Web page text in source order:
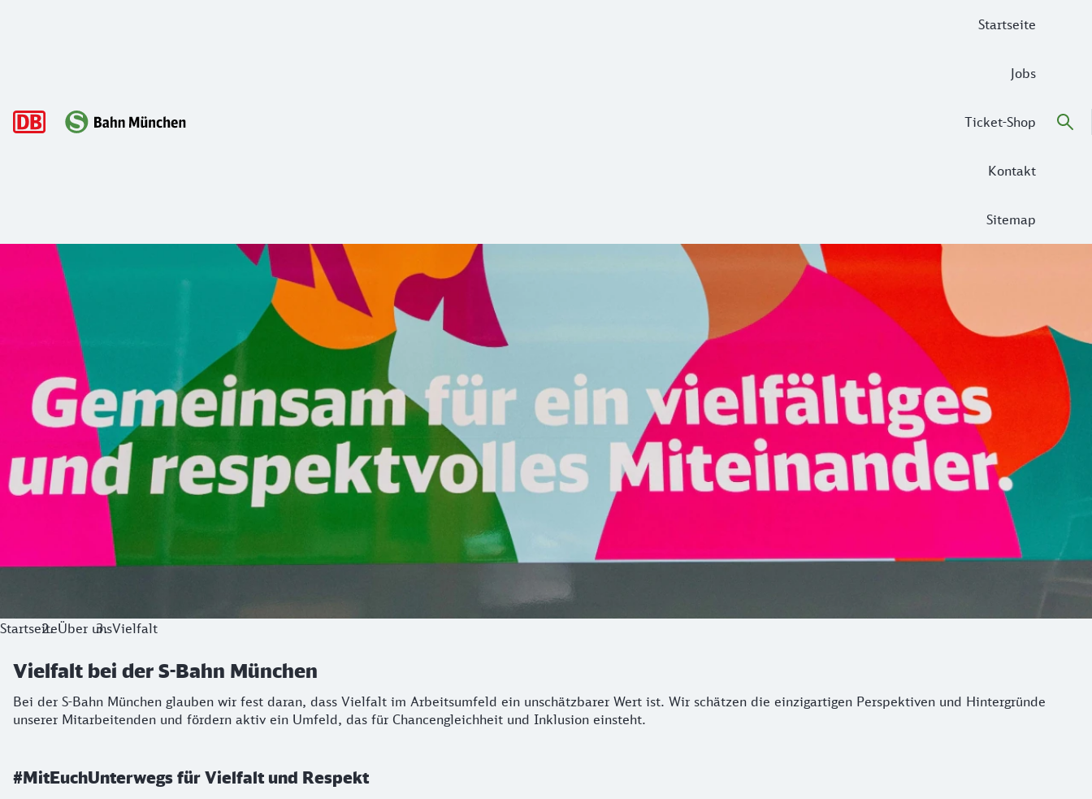
Startseite
Jobs
Ticket-Shop
Kontakt
Sitemap
Vielfalt bei der S-Bahn München
Bei der S-Bahn München glauben wir fest daran, dass Vielfalt im Arbeitsumfeld ein unschätzbarer Wert ist. Wir schätzen die einzigartigen Perspektiven und Hintergründe
StartseiteÜber unsVielfalt
Vielfalt bei der S-Bahn München
Bei der S-Bahn München glauben wir fest daran, dass Vielfalt im Arbeitsumfeld ein unschätzbarer Wert ist. Wir schätzen die einzigartigen Perspektiven und Hintergründe
unserer Mitarbeitenden und fördern aktiv ein Umfeld, das für Chancengleichheit und Inklusion einsteht.
#MitEuchUnterwegs für Vielfalt und Respekt